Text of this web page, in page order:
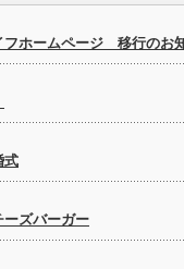
フホームページ 移行のお
式
ーズバーガー